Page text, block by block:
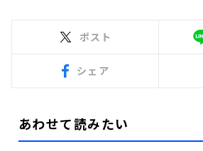
ポスト
シェア
あわせて読みたい